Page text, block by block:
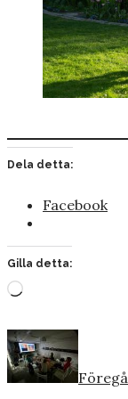
Dela detta:
Facebook
Gilla detta:
Laddar